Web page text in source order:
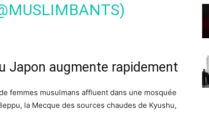
Japon augmente rapidement
femmes musulmans affluent dans une mosquée
la Mecque des sources chaudes de Kyushu,